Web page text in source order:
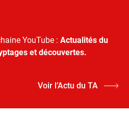
YouTube : Actualités du
et découvertes.
Voir l’Actu du TA